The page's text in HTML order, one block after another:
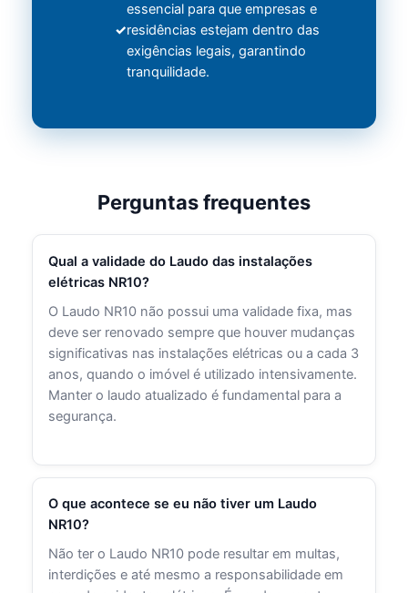
essencial para que empresas e
residências estejam dentro das
exigências legais, garantindo
tranquilidade.
Perguntas frequentes
Qual a validade do Laudo das instalações
elétricas NR10?
O Laudo NR10 não possui uma validade fixa, mas
deve ser renovado sempre que houver mudanças
significativas nas instalações elétricas ou a cada 3
anos, quando o imóvel é utilizado intensivamente.
Manter o laudo atualizado é fundamental para a
segurança.
O que acontece se eu não tiver um Laudo
NR10?
Não ter o Laudo NR10 pode resultar em multas,
interdições e até mesmo a responsabilidade em